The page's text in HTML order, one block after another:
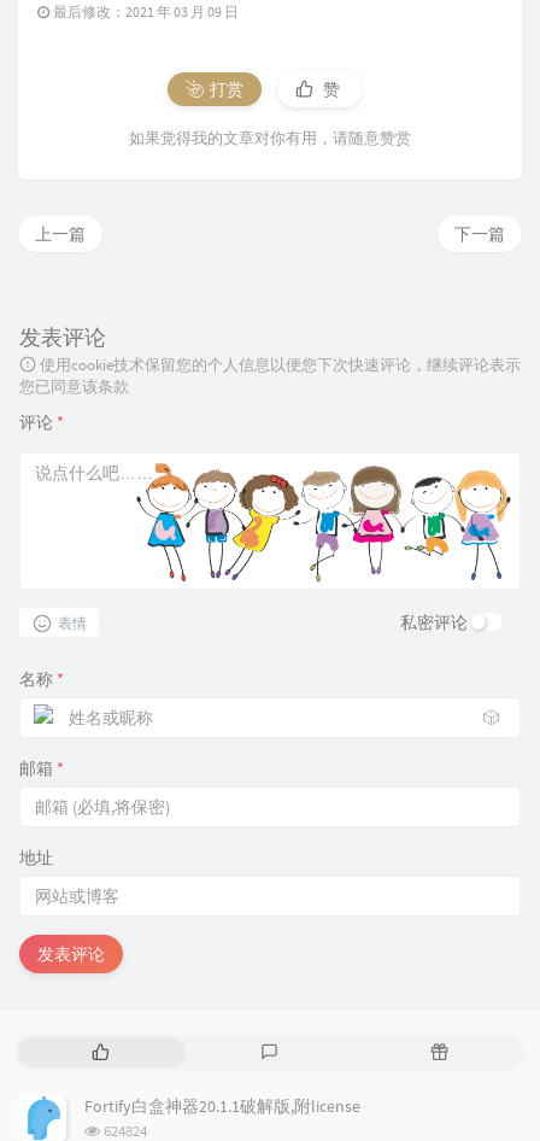
最后修改：2021 年 03 月 09 日
打赏 赞
如果觉得我的文章对你有用，请随意赞赏
下一篇
上一篇
发表评论
使用cookie技术保留您的个人信息以便您下次快速评论，继续评论表示
您已同意该条款
评论 *
表情 私密评论
名称 *
🎲
邮箱 *
地址
发表评论
热
文
章
评
论
随
Fortify白盒神器20.1.1破解版,附license
浏
624824